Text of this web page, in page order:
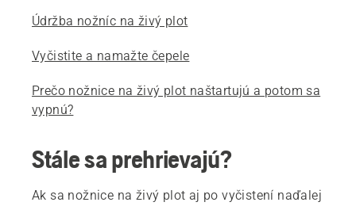
Údržba nožníc na živý plot
Vyčistite a namažte čepele
Prečo nožnice na živý plot naštartujú a potom sa
vypnú?
Stále sa prehrievajú?
Ak sa nožnice na živý plot aj po vyčistení naďalej